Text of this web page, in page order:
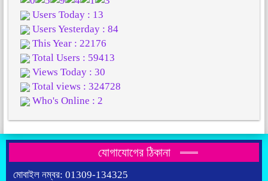
Users Today : 13
Users Yesterday : 84
This Year : 22176
Total Users : 59413
Views Today : 30
Total views : 324728
Who's Online : 2
যোগাযোগের ঠিকানা
মোবাইল নম্বর: 01309-134325